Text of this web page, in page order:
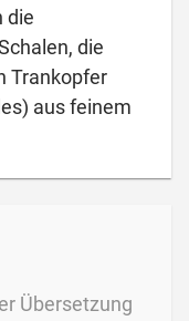
die
die
Trankopfer
aus feinem
Übersetzung